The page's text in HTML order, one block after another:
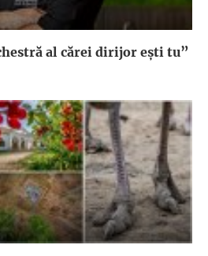
al cărei dirijor ești tu”